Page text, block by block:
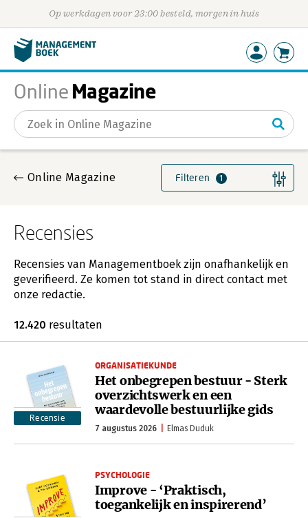
Op werkdagen voor 23:00 besteld, morgen in huis
Online Magazine
Gevonden artikelen
Online Magazine Filteren 1
Recensies
Recensies van Managementboek zijn onafhankelijk en
geverifieerd. Ze komen tot stand in direct contact met
onze redactie.
12.420 resultaten
Recensie
ORGANISATIEKUNDE
Het onbegrepen bestuur - Sterk
overzichtswerk en een
waardevolle bestuurlijke gids
7 augustus 2026 Elmas Duduk
PSYCHOLOGIE
Improve - ‘Praktisch,
toegankelijk en inspirerend’